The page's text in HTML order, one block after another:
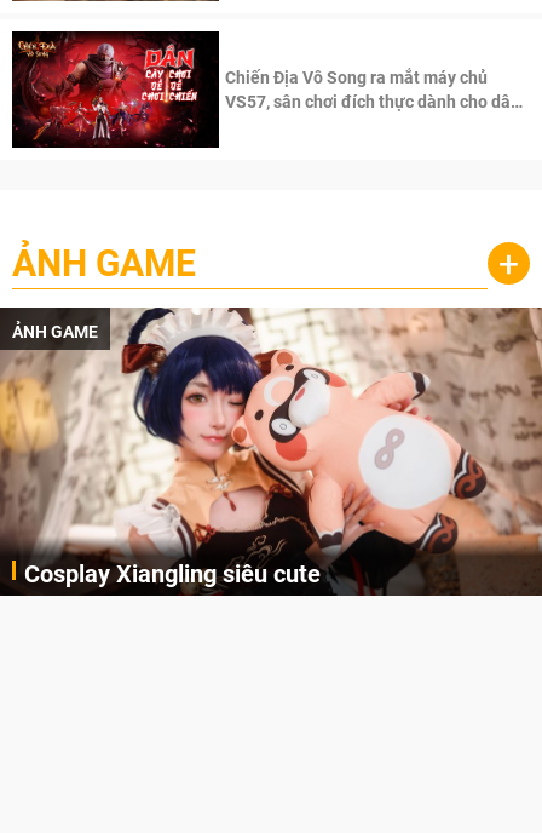
Chiến Địa Vô Song ra mắt máy chủ
VS57, sân chơi đích thực dành cho dân
ẢNH GAME +
ẢNH GAME
Cosplay Xiangling siêu cute